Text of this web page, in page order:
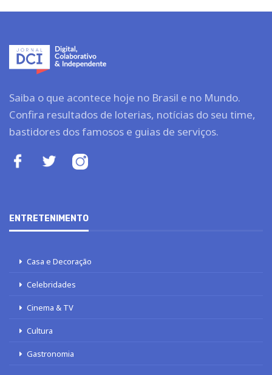
Saiba o que acontece hoje no Brasil e no Mundo.
Confira resultados de loterias, notícias do seu time,
bastidores dos famosos e guias de serviços.
ENTRETENIMENTO
Casa e Decoração
Celebridades
Cinema & TV
Cultura
Gastronomia